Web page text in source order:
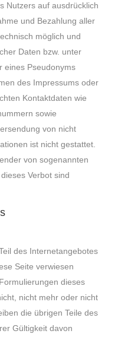
Nutzers auf ausdrücklich
und Bezahlung aller
möglich und
Daten bzw. unter
eines Pseudonyms
des Impressums oder
Kontaktdaten wie
sowie
von nicht
ist nicht gestattet.
von sogenannten
Verbot sind
des Internetangebotes
Seite verwiesen
dieses
nicht mehr oder nicht
die übrigen Teile des
Gültigkeit davon